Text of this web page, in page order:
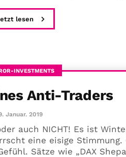
lesen
INVESTMENTS
Anti-Traders
Januar. 2019
auch NICHT! Es ist
eine eisige Stimmung.
Sätze wie „DAX